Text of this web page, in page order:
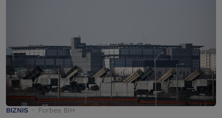
BIZNIS Forbes BiH